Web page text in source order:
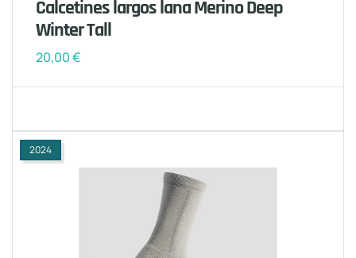
Calcetines largos lana Merino Deep
Winter Tall
20,00€
2024